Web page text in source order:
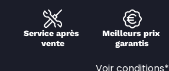
Service après
vente
Meilleurs prix
garantis